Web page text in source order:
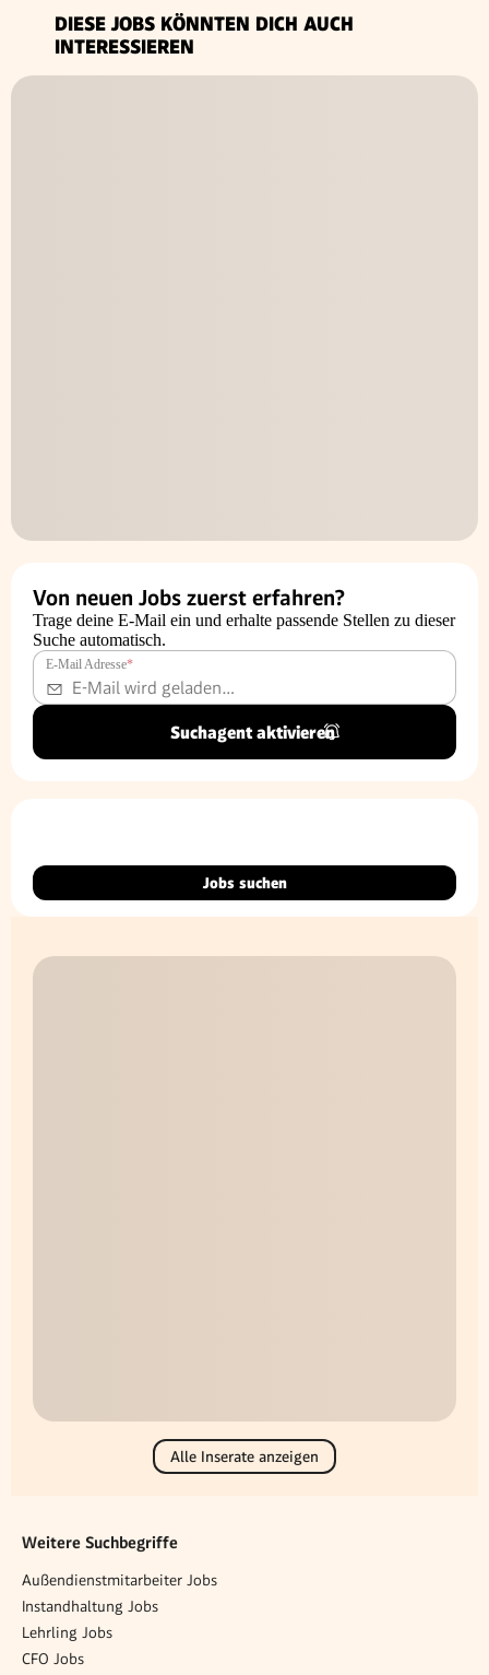
DIESE JOBS KÖNNTEN DICH AUCH
INTERESSIEREN
Von neuen Jobs zuerst erfahren?
Trage deine E-Mail ein und erhalte passende Stellen zu dieser
Suche automatisch.
E-Mail Adresse*
Suchagent aktivieren
Jobs suchen
Alle Inserate anzeigen
Weitere Suchbegriffe
Außendienstmitarbeiter Jobs
Instandhaltung Jobs
Lehrling Jobs
CFO Jobs